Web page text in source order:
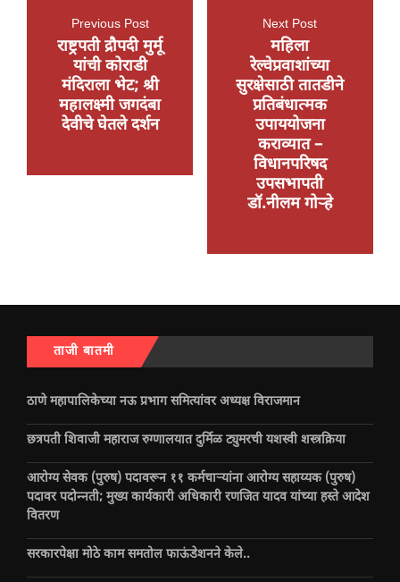
Previous Post
राष्ट्रपती द्रौपदी मुर्मू
यांची कोराडी
मंदिराला भेट; श्री
महालक्ष्मी जगदंबा
देवीचे घेतले दर्शन
Next Post
महिला
रेल्वेप्रवाशांच्या
सुरक्षेसाठी तातडीने
प्रतिबंधात्मक
उपाययोजना
कराव्यात –
विधानपरिषद
उपसभापती
डॉ.नीलम गोऱ्हे
ताजी बातमी
ठाणे महापालिकेच्या नऊ प्रभाग समित्यांवर अध्यक्ष विराजमान
छत्रपती शिवाजी महाराज रुग्णालयात दुर्मिळ ट्युमरची यशस्वी शस्त्रक्रिया
आरोग्य सेवक (पुरुष) पदावरून ११ कर्मचाऱ्यांना आरोग्य सहाय्यक (पुरुष)
पदावर पदोन्नती; मुख्य कार्यकारी अधिकारी रणजित यादव यांच्या हस्ते आदेश
वितरण
सरकारपेक्षा मोठे काम समतोल फाऊंडेशनने केले..